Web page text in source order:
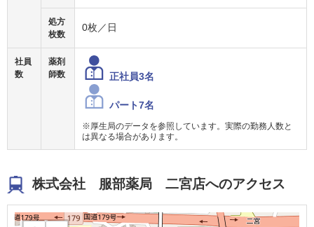
処方
枚数
0枚／日
社員
数
薬剤
師数
正社員3名
パート7名
※厚生局のデータを参照しています。実際の勤務人数と
は異なる場合があります。
株式会社 服部薬局 二宮店へのアクセス